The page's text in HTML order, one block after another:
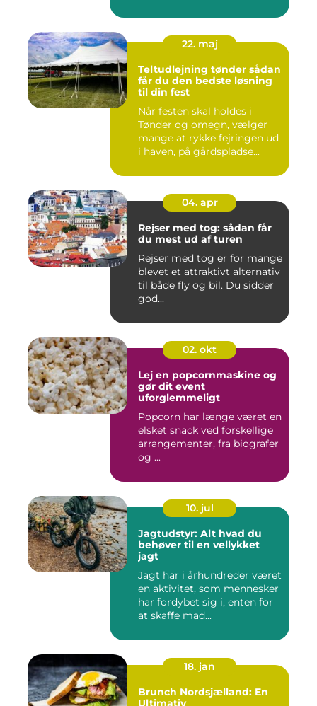
22. maj
Teltudlejning tønder sådan
får du den bedste løsning
til din fest
Når festen skal holdes i
Tønder og omegn, vælger
mange at rykke fejringen ud
i haven, på gårdspladse...
04. apr
Rejser med tog: sådan får
du mest ud af turen
Rejser med tog er for mange
blevet et attraktivt alternativ
til både fly og bil. Du sidder
god...
02. okt
Lej en popcornmaskine og
gør dit event
uforglemmeligt
Popcorn har længe været en
elsket snack ved forskellige
arrangementer, fra biografer
og ...
10. jul
Jagtudstyr: Alt hvad du
behøver til en vellykket
jagt
Jagt har i århundreder været
en aktivitet, som mennesker
har fordybet sig i, enten for
at skaffe mad...
18. jan
Brunch Nordsjælland: En
Ultimativ